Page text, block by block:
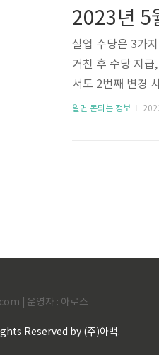
니다. 예를 들어 1
2023년 5
실업 수당은 3가
거친 후 수당 지급
서도 2번째 변경
리 자격 심사를 받
10개월 이상이어
알면 돈되는 정보
| 운영자 : 아로스
Reserved by (주)아백.